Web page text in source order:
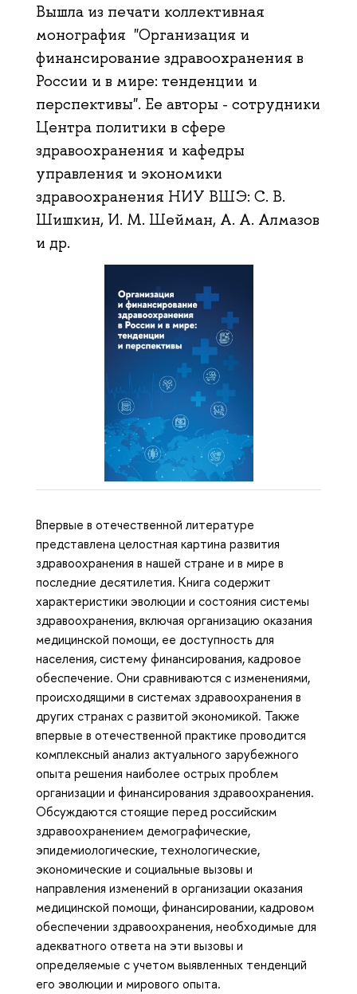
Вышла из печати коллективная
монография "Организация и
финансирование здравоохранения в
России и в мире: тенденции и
перспективы". Ее авторы - сотрудники
Центра политики в сфере
здравоохранения и кафедры
управления и экономики
здравоохранения НИУ ВШЭ: С. В.
Шишкин, И. М. Шейман, А. А. Алмазов
и др.
Впервые в отечественной литературе
представлена целостная картина развития
здравоохранения в нашей стране и в мире в
последние десятилетия. Книга содержит
характеристики эволюции и состояния системы
здравоохранения, включая организацию оказания
медицинской помощи, ее доступность для
населения, систему финансирования, кадровое
обеспечение. Они сравниваются с изменениями,
происходящими в системах здравоохранения в
других странах с развитой экономикой. Также
впервые в отечественной практике проводится
комплексный анализ актуального зарубежного
опыта решения наиболее острых проблем
организации и финансирования здравоохранения.
Обсуждаются стоящие перед российским
здравоохранением демографические,
эпидемиологические, технологические,
экономические и социальные вызовы и
направления изменений в организации оказания
медицинской помощи, финансировании, кадровом
обеспечении здравоохранения, необходимые для
адекватного ответа на эти вызовы и
определяемые с учетом выявленных тенденций
его эволюции и мирового опыта.